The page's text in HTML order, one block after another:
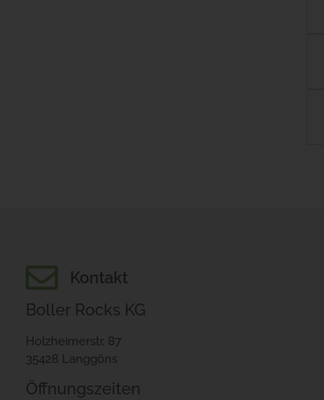
Kontakt
Boller Rocks KG
Holzheimerstr. 87
35428 Langgöns
Öffnungszeiten